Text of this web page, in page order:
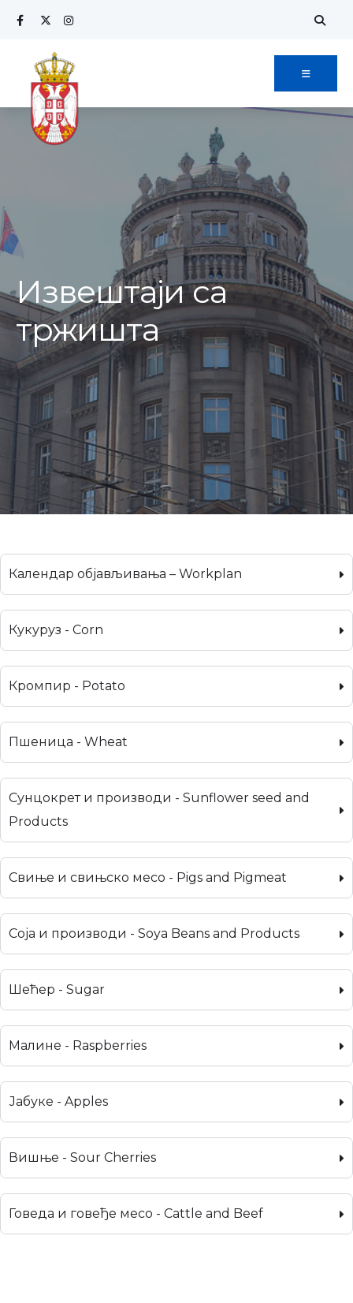
Извештаји са
тржишта
Календар објављивања – Workplan
Кукуруз - Corn
Кромпир - Potato
Пшеница - Wheat
Сунцокрет и производи - Sunflower seed and
Products
Свиње и свињско месо - Pigs and Pigmeat
Соја и производи - Soya Beans and Products
Шећер - Sugar
Малине - Raspberries
Јабуке - Apples
Вишње - Sour Cherries
Говеда и говеђе месо - Cattle and Beef